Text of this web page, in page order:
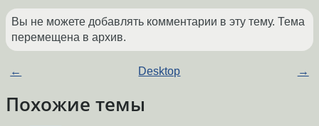
Вы не можете добавлять комментарии в эту тему. Тема
перемещена в архив.
← Desktop →
Похожие темы